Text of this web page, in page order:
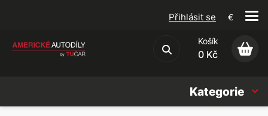
Obchodní podmínky
Přihlásit se €
Košík
0 Kč
Kategorie